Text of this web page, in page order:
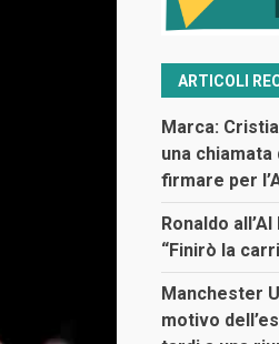
ARTICOLI
Marca:
una chiamata
firmare per
Ronaldo
“Finirò la
Manchester
motivo